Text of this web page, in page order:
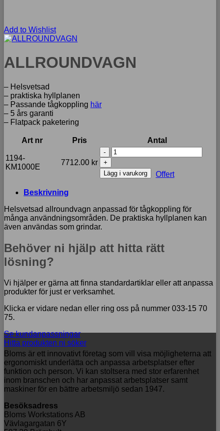
Add to Wishlist
ALLROUNDVAGN
– Helsvetsad
– praktiska hyllplanen
– Passande tågkoppling här
– 5 års garanti
– Flatpack paketering
Art nr Pris Antal
1194-
KM1000E
7712.00 kr
ALLROUNDVAGN
mängd
Lägg i varukorg Offert
Beskrivning
Helsvetsad allroundvagn anpassad för tågkoppling för
många användningsområden. De praktiska hyllplanen kan
även användas som grindar.
Behöver ni hjälp att hitta rätt
lösning?
Vi hjälper er gärna att finna standardartiklar eller att anpassa
produkter för just er verksamhet.
Klicka er vidare nedan eller ring oss på nummer 033-15 70
75.
Se kundanpassningar
Hitta produkten ni söker
Bloms är ett innovativt företag som vill visa möjligheterna att
ergonomiskt underlätta och anpassa arbetsplatser efter
funktion och person. Vi kan stoltsera med stor erfarenhet
inom branschen och har anpassat arbetsplatser samt
maskiner för en bättre arbetsmiljö sedan 1947.
Besöksadress
Bloms Workstations AB
Vävlagargatan 6Y